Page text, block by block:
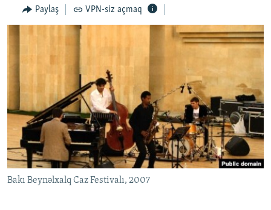
ARAŞDIRMA
MULTIMEDIA
FOTOQALEREYA
İNFOQRAFIKA
KARIKATURA
OXU ZALI
AZƏRBAYCAN ƏDƏBIYYATI KITABXANASI
İSLAM VƏ DEMOKRATIYA
İZ - MƏDƏNIYYƏT PROQRAMI
HAQQIMIZDA
MISSIYAMIZ
PEŞƏ ETIKASI VƏ JURNALISTIKA STANDARTLARIMIZ
MATERIALLARIMIZDAN ISTIFADƏ
AZADLIQRADIOSU MOBIL TELEFONUNUZDA
BIZIMLƏ ƏLAQƏ
BIZI IZLƏ
RFE/RL-in bütün saytları
Paylaş VPN-siz açmaq
Bakı Beynəlxalq Caz Festivalı, 2007